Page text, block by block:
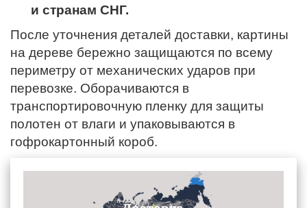
и странам СНГ.
После уточнения деталей доставки, картины
на дереве бережно защищаются по всему
периметру от механических ударов при
перевозке. Оборачиваются в
транспортировочную пленку для защиты
полотен от влаги и упаковываются в
гофрокартонный короб.